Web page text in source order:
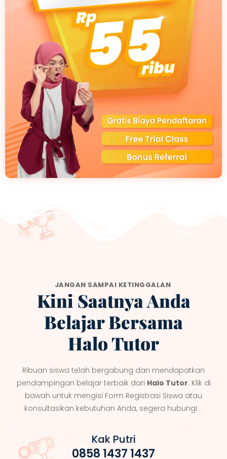
JANGAN SAMPAI KETINGGALAN
Kini Saatnya Anda
Belajar Bersama
Halo Tutor
Ribuan siswa telah bergabung dan mendapatkan
pendampingan belajar terbaik dari Halo Tutor. Klik di
bawah untuk mengisi Form Registrasi Siswa atau
konsultasikan kebutuhan Anda, segera hubungi :
Kak Putri
0858 1437 1437